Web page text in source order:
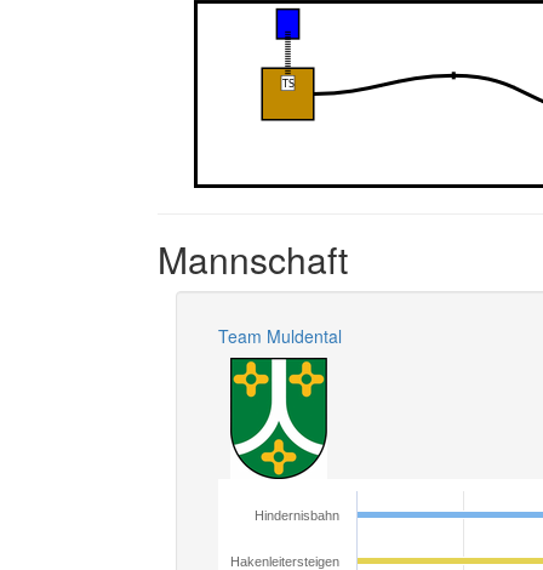
Mannschaft
Team Muldental
Hindernisbahn
Hakenleitersteigen